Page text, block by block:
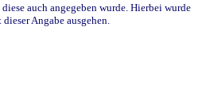
auch angegeben wurde. Hierbei wurde
Angabe ausgehen.